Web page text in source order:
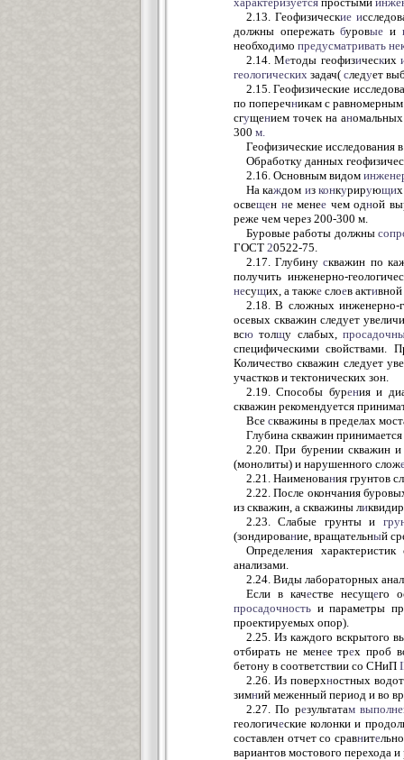
2.13. Геофизические и
должны опережатьбуровые и
необходимо предусматривать
2.14. Методы геофизических
геологических задач( следует
2.15. Геофизические
по поперечникам с
сгущением точек на ан
300 м.
Геофизические исследования
Обработку данных геофизичес
2.16. Основным видом
На каждом изконкурирующи
освещен не менее чем одной
реже чем через 200-300 м.
Буровые работы должны
ГОСТ 20522-75.
2.17. Глубинускважин по
получить инженерно-
несущих, а также слоев акти
2.18. В сложных инженерно-
осевых скважин следует
всю толщу слабых,
специфическими свойствами.
Количество скважин следует
участков и тектонических зон.
2.19. Способы бурения и
скважин рекомендуется
Все скважины в пределах
Глубина скважин
2.20. При бурении скважин
(монолиты) и нарушенного слож
2.21. Наименования грунтов
2.22. После окончания
из скважин, а скважины ли
2.23. Слабые грунты и
(зондирование, вращательный
Определения
анализами.
2.24. Виды лабораторных
Если в качестве несущего
просадочность и параметры
проектируемых опор).
2.25. Из каждого вскрытого
отбирать не менее трех проб
бетону в соответствии со СНиП
2.26. Из поверхностных
зимний меженный период и во
2.27. По результатам
геологические колонки и
составлен отчет со сравните
вариантов мостового перехода